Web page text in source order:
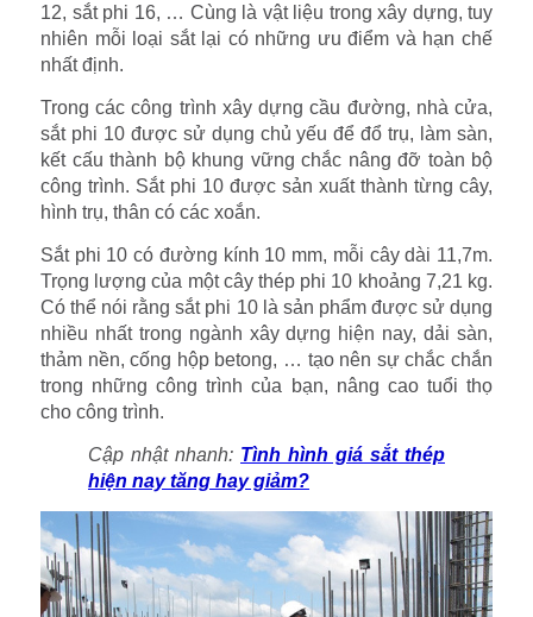
12, sắt phi 16, … Cùng là vật liệu trong xây dựng, tuy
nhiên mỗi loại sắt lại có những ưu điểm và hạn chế
nhất định.
Trong các công trình xây dựng cầu đường, nhà cửa,
sắt phi 10 được sử dụng chủ yếu để đổ trụ, làm sàn,
kết cấu thành bộ khung vững chắc nâng đỡ toàn bộ
công trình. Sắt phi 10 được sản xuất thành từng cây,
hình trụ, thân có các xoắn.
Sắt phi 10 có đường kính 10 mm, mỗi cây dài 11,7m.
Trọng lượng của một cây thép phi 10 khoảng 7,21 kg.
Có thể nói rằng sắt phi 10 là sản phẩm được sử dụng
nhiều nhất trong ngành xây dựng hiện nay, dải sàn,
thảm nền, cống hộp betong, … tạo nên sự chắc chắn
trong những công trình của bạn, nâng cao tuổi thọ
cho công trình.
Cập nhật nhanh: Tình hình giá sắt thép
hiện nay tăng hay giảm?